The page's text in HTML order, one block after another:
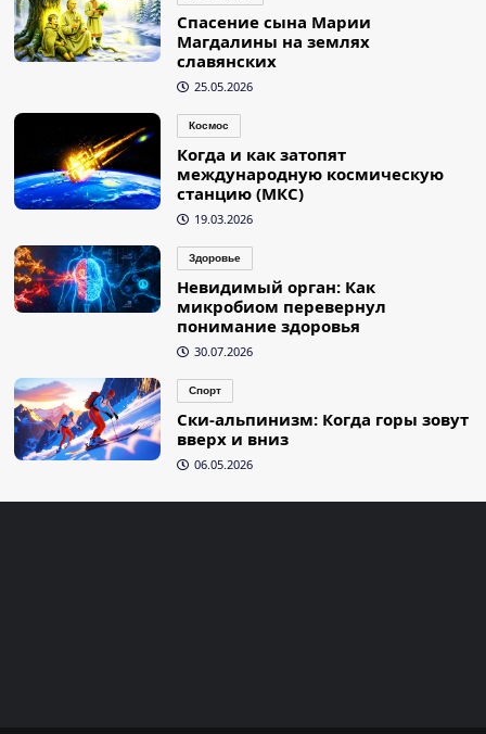
Спасение сына Марии
Магдалины на землях
славянских
25.05.2026
Космос
Когда и как затопят
международную космическую
станцию (МКС)
19.03.2026
Здоровье
Невидимый орган: Как
микробиом перевернул
понимание здоровья
30.07.2026
Спорт
Ски-альпинизм: Когда горы зовут
вверх и вниз
06.05.2026